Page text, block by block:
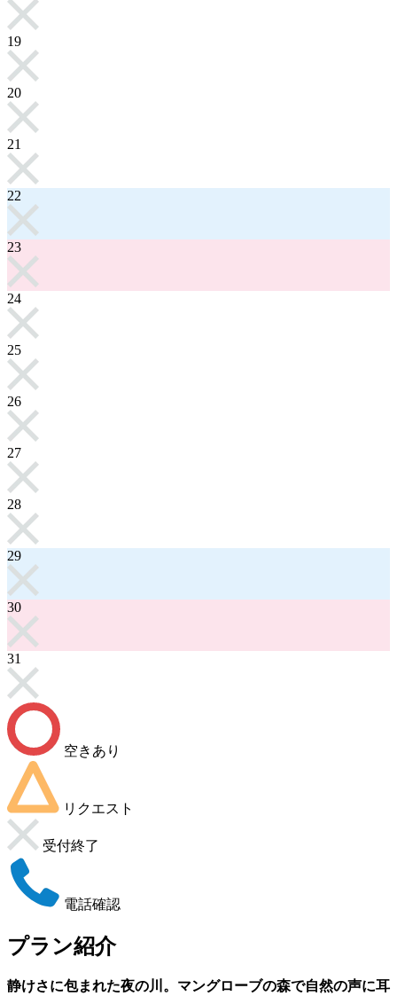
19
20
21
22
23
24
25
26
27
28
29
30
31
空きあり
リクエスト
受付終了
電話確認
プラン紹介
静けさに包まれた夜の川。マングローブの森で自然の声に耳